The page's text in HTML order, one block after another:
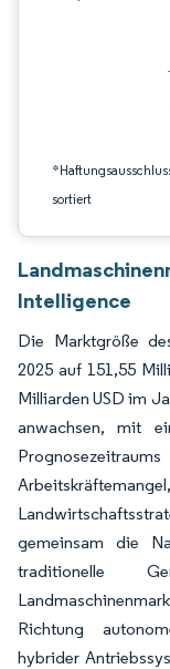
sortiert
Intelligence
Die Marktgröße
2025 auf 151,55
Milliarden USD im
anwachsen, mit
gemeinsam die
traditionelle
Richtung
hybrider